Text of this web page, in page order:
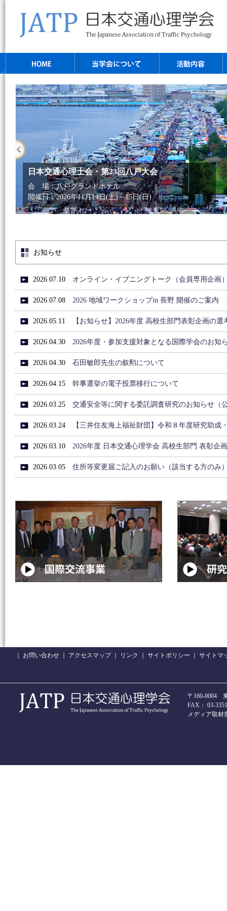
23回八戸⼤会
日(土)～15日(日)Read more
お知らせ
2026.07.10 オンライン・イブニングトーク（会員専用企画
2026.07.08 2026 地域ワークショップin 長野 開催のご案内
2026.05.11 【お知らせ】2026年度 高校生部門表彰企画の選
2026.04.30 2026年度・参加支援対象となる国際学会のお知
2026.04.30 石田敏郎先生の叙勲について
2026.04.15 幹事選挙の電子投票移行について
2026.03.25 交通安全等に関する委託調査研究のお知らせ（
2026.03.24 【三井住友海上福祉財団】令和８年度研究助
2026.03.10 2026年度 日本交通心理学会 高校生部門 表彰企
2026.03.05 住所等変更届ご記入のお願い（該当する方のみ
お問い合わせ アクセスマップ リンク サイトポリシー サイトマ
〒160-0004
FAX： 03-
メディア取材